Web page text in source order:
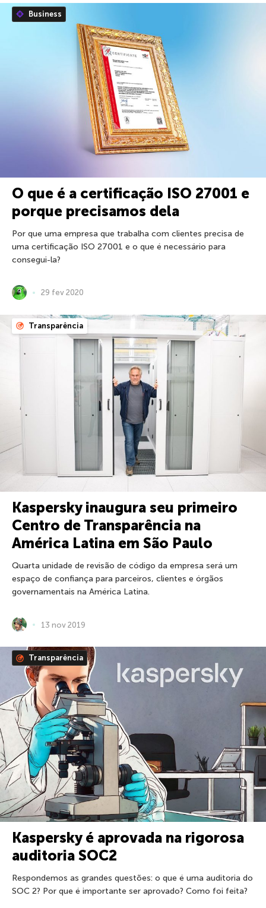
Business
O que é a certificação ISO 27001 e
porque precisamos dela
Por que uma empresa que trabalha com clientes precisa de
uma certificação ISO 27001 e o que é necessário para
consegui-la?
29 fev 2020
Transparência
Kaspersky inaugura seu primeiro
Centro de Transparência na
América Latina em São Paulo
Quarta unidade de revisão de código da empresa será um
espaço de confiança para parceiros, clientes e órgãos
governamentais na América Latina.
13 nov 2019
Transparência
Kaspersky é aprovada na rigorosa
auditoria SOC2
Respondemos as grandes questões: o que é uma auditoria do
SOC 2? Por que é importante ser aprovado? Como foi feita?